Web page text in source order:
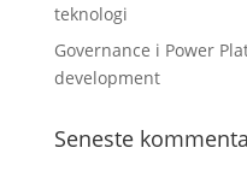
teknologi
Governance i Power
development
Seneste